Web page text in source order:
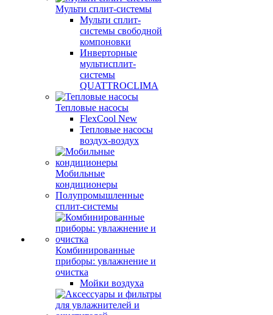
Мульти сплит-системы
Мульти сплит-
системы свободной
компоновки
Инверторные
мультисплит-
системы
QUATTROCLIMA
Тепловые насосы
FlexCool New
Тепловые насосы
воздух-воздух
Мобильные
кондиционеры
Полупромышленные
сплит-системы
Комбинированные
приборы: увлажнение и
очистка
Мойки воздуха